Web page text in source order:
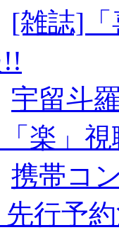
[雑誌]「
宇留斗
「楽」
携帯コ
行予